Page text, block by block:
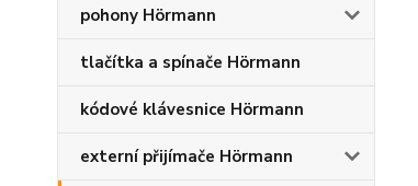
pohony Hörmann
tlačítka a spínače Hörmann
kódové klávesnice Hörmann
externí přijímače Hörmann